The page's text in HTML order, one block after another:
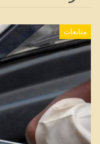
متابعات